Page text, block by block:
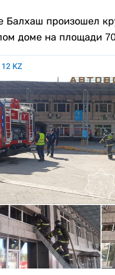
Балхаш произошел
доме на площади